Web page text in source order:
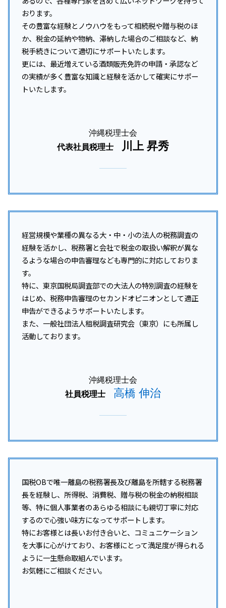
おります。
その豊富な経験とノウハウをもって相続税や贈与税のほ
か、税金の延納や物納、滞納した場合のご相談など、納
税手続きについて適切にサポートいたします。
更には、最近増えている酒類販売免許の申請・承認など
の実績が多く豊富な知識と経験を活かして確実にサポー
トいたします。
沖縄税理士会
代表社員税理士
川上 昇秀
経営規模や業種の異なる大・中・小の法人の税務調査の
経験を活かし、税務署と会社で税金の取扱い解釈が異な
るような場合の申告審理なども専門的に対応しておりま
す。
特に、東京国税局調査部での大法人の特別調査の経験を
はじめ、税務申告審理のセカンドオピニオンとして適正
申告ができるようサポートいたします。
また、一般社団法人租税調査研究会（東京）にも所属し
活動しております。
沖縄税理士会
社員税理士
高橋 伸治
国税OBで唯一離島の税務署長及び離島を所轄する税務署
長を経験し、所得税、消費税、贈与税の税金の納税相談
等、特に個人事業者のあらゆる相談にも親切丁寧に対応
するので心強い味方になってサポートします。
特にお客様とは長いお付き合いと、コミュニケーション
を大事に心がけており、お客様にとって満足度が得られる
ように一生懸命取組んでいます。
お気軽にご相談ください。